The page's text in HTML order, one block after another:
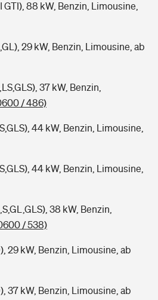
GTI), 88 kW, Benzin, Limousine,
29 kW, Benzin, Limousine, ab
37 kW, Benzin,
/ 486)
44 kW, Benzin, Limousine,
44 kW, Benzin, Limousine,
38 kW, Benzin,
/ 538)
29 kW, Benzin, Limousine, ab
37 kW, Benzin, Limousine, ab